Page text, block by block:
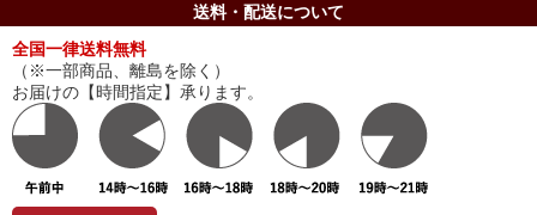
送料・配送について
全国一律送料無料
（※一部商品、離島を除く）
お届けの【時間指定】承ります。